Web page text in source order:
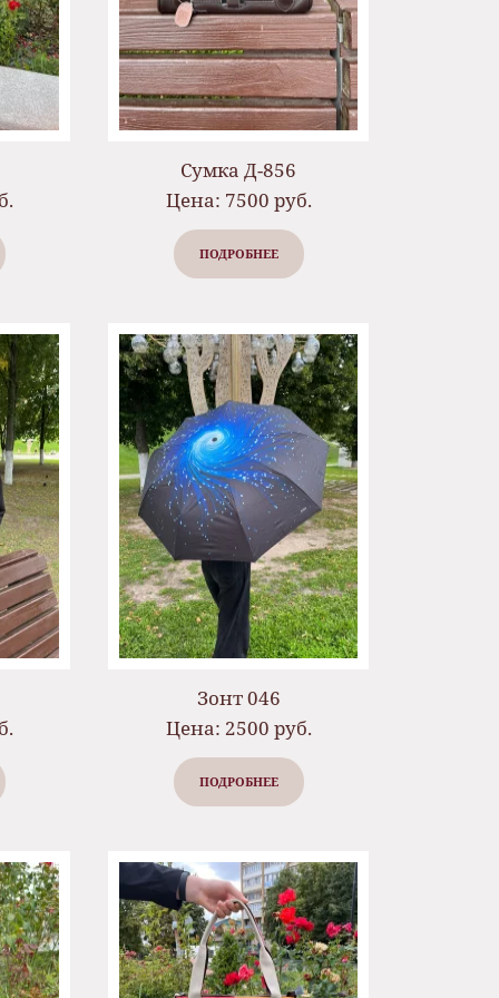
Сумка Д-856
Цена: 7500 руб.
ПОДРОБНЕЕ
Зонт 046
Цена: 2500 руб.
ПОДРОБНЕЕ